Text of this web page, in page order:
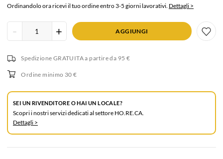
Ordinandolo ora ricevi il tuo ordine entro 3-5 giorni lavorativi. Dettagli >
Inserisci
quantità
prodotto
- + AGGIUNGI
Spedizione GRATUITAa partire da 95 €
Ordine minimo 30 €
SEI UN RIVENDITORE O HAI UN LOCALE?
Scopri i nostri servizi dedicati al settore HO.RE.CA.
Dettagli >